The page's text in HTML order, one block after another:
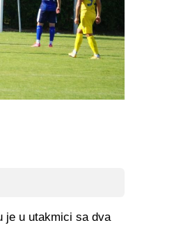
je u utakmici sa dva